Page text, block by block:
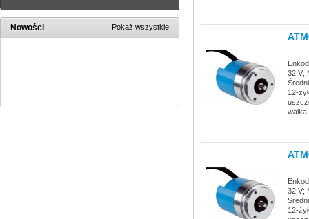
Nowości Pokaż wszystkie
32 V;
12-
32 V;
12-